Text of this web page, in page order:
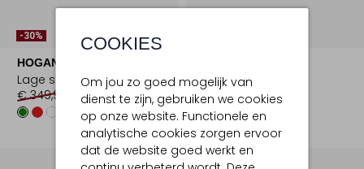
COOKIES
Om jou zo goed mogelijk van
dienst te zijn, gebruiken we cookies
op onze website. Functionele en
analytische cookies zorgen ervoor
dat de website goed werkt en
-30%
HOGAN
Lage sneakers
€ 349,99
€ 244,99
+6
Lage sneakers
€ 419,99 € 293,99